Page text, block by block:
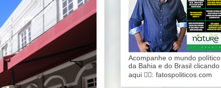
Acompanhe o mundo político
da Bahia e do Brasil clicando
aqui 👇🏾: fatospoliticos.com